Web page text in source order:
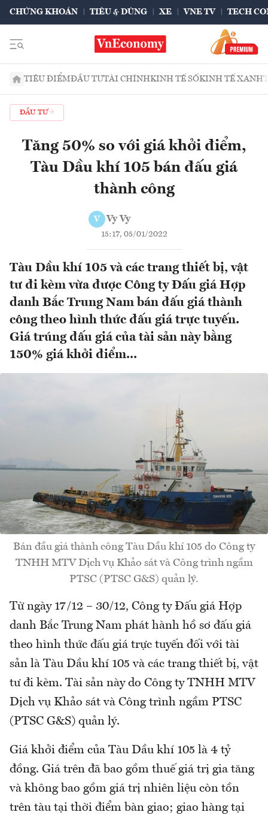
CHỨNG KHOÁN TIÊU & DÙNG XE VNE TV TECH
TIÊU ĐIỂMĐẦU TƯTÀI CHÍNHKINH TẾ SỐKINH TẾ XANH
ĐẦU TƯ
Tăng 50% so với giá khởi điểm,
Tàu Dầu khí 105 bán đấu giá
thành công
V Vy Vy
15:17, 05/01/2022
Tàu Dầu khí 105 và các trang thiết bị, vật
tư đi kèm vừa được Công ty Đấu giá Hợp
danh Bắc Trung Nam bán đấu giá thành
công theo hình thức đấu giá trực tuyến.
Giá trúng đấu giá của tài sản này bằng
150% giá khởi điểm...
Bán đầu giá thành công Tàu Dầu khí 105 do Công ty
TNHH MTV Dịch vụ Khảo sát và Công trình ngầm
PTSC (PTSC G&S) quản lý.
Từ ngày 17/12 – 30/12, Công ty Đấu giá Hợp
danh Bắc Trung Nam phát hành hồ sơ đấu giá
theo hình thức đấu giá trực tuyến đối với tài
sản là Tàu Dầu khí 105 và các trang thiết bị, vật
tư đi kèm. Tài sản này do Công ty TNHH MTV
Dịch vụ Khảo sát và Công trình ngầm PTSC
(PTSC G&S) quản lý.
Giá khởi điểm của Tàu Dầu khí 105 là 4 tỷ
đồng. Giá trên đã bao gồm thuế giá trị gia tăng
và không bao gồm giá trị nhiên liệu còn tồn
trên tàu tại thời điểm bàn giao; giao hàng tại